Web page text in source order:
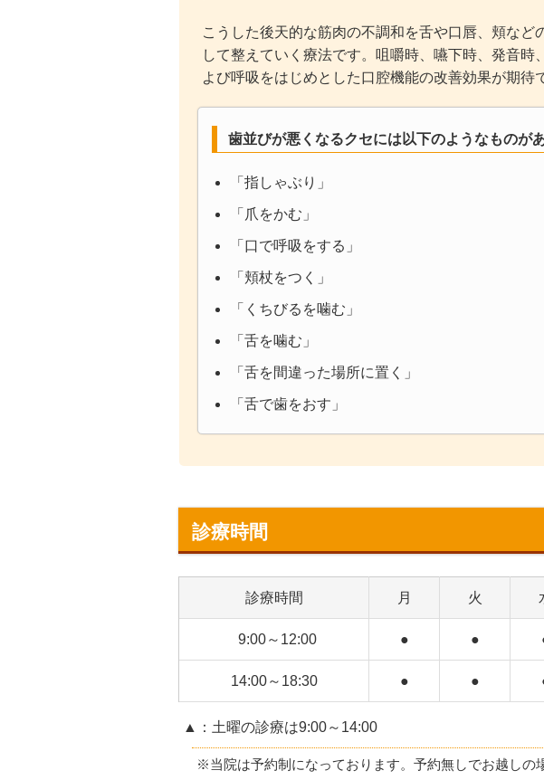
こうした後天的な筋肉の不調和を舌や口唇、頬など
して整えていく療法です。咀嚼時、嚥下時、発音時
よび呼吸をはじめとした口腔機能の改善効果が期待
歯並びが悪くなるクセには以下のようなものがあ
「指しゃぶり」
「爪をかむ」
「口で呼吸をする」
「頬杖をつく」
「くちびるを噛む」
「舌を噛む」
「舌を間違った場所に置く」
「舌で歯をおす」
診療時間
診療時間 月 火
9:00～12:00 ● ●
14:00～18:30 ● ●
▲：土曜の診療は9:00～14:00
※当院は予約制になっております。予約無しでお越しの